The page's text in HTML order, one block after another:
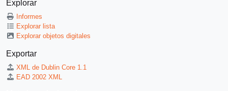
Explorar
Informes
Explorar lista
Explorar objetos digitales
Exportar
XML de Dublin Core 1.1
EAD 2002 XML